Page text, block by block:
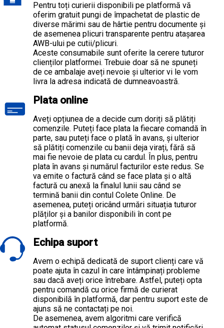
Pentru toți curierii disponibili pe platformă vă
oferim gratuit pungi de împachetat de plastic de
diverse mărimi sau de hârtie pentru documente și
de asemenea plicuri transparente pentru atașarea
AWB-ului pe cutii/plicuri.
Aceste consumabile sunt oferite la cerere tuturor
clienților platformei. Trebuie doar să ne spuneți
de ce ambalaje aveți nevoie și ulterior vi le vom
livra la adresa indicată de dumneavoastră.
Plata online
Aveți opțiunea de a decide cum doriți să plătiți
comenzile. Puteți face plata la fiecare comandă în
parte, sau puteți face o plată în avans, și ulterior
să plătiți comenzile cu banii deja virați, fără să
mai fie nevoie de plata cu cardul. În plus, pentru
plata în avans și numărul facturilor este redus. Se
va emite o factură când se face plata și o altă
factură cu anexă la finalul lunii sau când se
termină banii din contul Colete Online. De
asemenea, puteți oricând urmări situația tuturor
plăților și a banilor disponibili în cont pe
platformă.
Echipa suport
Avem o echipă dedicată de suport clienți care vă
poate ajuta în cazul în care întâmpinați probleme
sau dacă aveți orice întrebare. Astfel, puteți opta
pentru comandă cu orice firmă de curierat
disponibilă în platformă, dar pentru suport este de
ajuns să ne contactați pe noi.
De asemenea, avem algoritmi care verifică